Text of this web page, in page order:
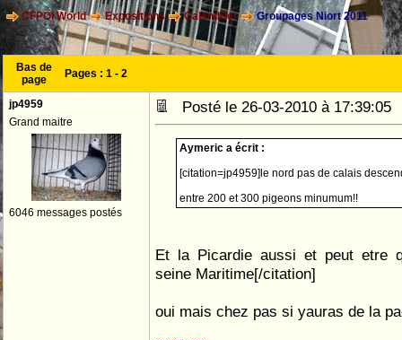
CFPOI World Expositions Calendrier Groupages Niort 2011
Bas de
page
Pages : 1 - 2
jp4959
Grand maitre
6046 messages postés
Posté le 26-03-2010 à
Aymeric a écrit :
[citation=jp4959]le nord pas de calais
entre 200 et 300 pigeons minumum!!
Et la Picardie aussi et peut etre
seine Maritime[/citation]
oui mais chez pas si yauras de la